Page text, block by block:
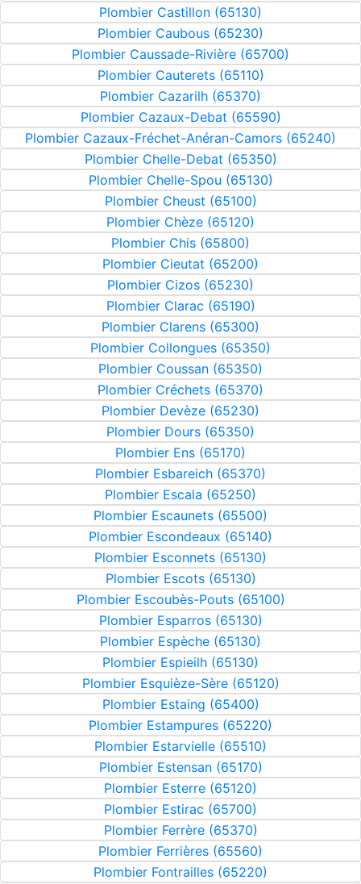
Plombier Castillon (65130)
Plombier Caubous (65230)
Plombier Caussade-Rivière (65700)
Plombier Cauterets (65110)
Plombier Cazarilh (65370)
Plombier Cazaux-Debat (65590)
Plombier Cazaux-Fréchet-Anéran-Camors (65240)
Plombier Chelle-Debat (65350)
Plombier Chelle-Spou (65130)
Plombier Cheust (65100)
Plombier Chèze (65120)
Plombier Chis (65800)
Plombier Cieutat (65200)
Plombier Cizos (65230)
Plombier Clarac (65190)
Plombier Clarens (65300)
Plombier Collongues (65350)
Plombier Coussan (65350)
Plombier Créchets (65370)
Plombier Devèze (65230)
Plombier Dours (65350)
Plombier Ens (65170)
Plombier Esbareich (65370)
Plombier Escala (65250)
Plombier Escaunets (65500)
Plombier Escondeaux (65140)
Plombier Esconnets (65130)
Plombier Escots (65130)
Plombier Escoubès-Pouts (65100)
Plombier Esparros (65130)
Plombier Espèche (65130)
Plombier Espieilh (65130)
Plombier Esquièze-Sère (65120)
Plombier Estaing (65400)
Plombier Estampures (65220)
Plombier Estarvielle (65510)
Plombier Estensan (65170)
Plombier Esterre (65120)
Plombier Estirac (65700)
Plombier Ferrère (65370)
Plombier Ferrières (65560)
Plombier Fontrailles (65220)